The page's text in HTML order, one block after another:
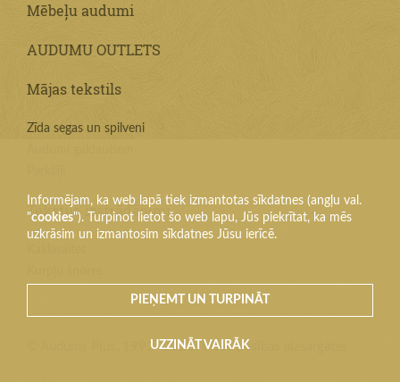
Informējam, ka web lapā tiek izmantotas sīkdatnes (angļu val.
"cookies"). Turpinot lietot šo web lapu, Jūs piekrītat, ka mēs
uzkrāsim un izmantosim sīkdatnes Jūsu ierīcē.
PIEŅEMT UN TURPINĀT
UZZINĀT VAIRĀK
Mēbeļu audumi
AUDUMU OUTLETS
Mājas tekstils
Zīda segas un spilveni
Tekstila izstrādājumi
© Audums Plus, 1992–2026. Visas tiesības aizsargātas